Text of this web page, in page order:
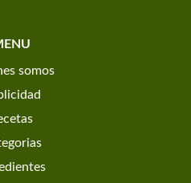
somos